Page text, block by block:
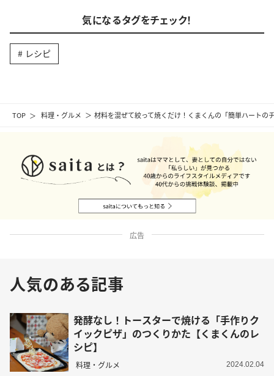
TOP 料理・グルメ 材料を混ぜて絞って焼くだけ！くまくんの「簡単ハートの
気になるタグをチェック！
レシピ
広告
人気のある記事
発酵なし！トースターで焼ける「手作りク
イックピザ」のつくりかた【くまくんのレ
シピ】
料理・グルメ 2024.02.04